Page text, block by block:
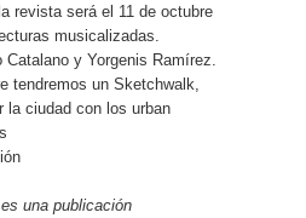
revista será el 11 de octubre
musicalizadas.
y Yorgenis Ramírez.
tendremos un Sketchwalk,
la ciudad con los urban
es una publicación